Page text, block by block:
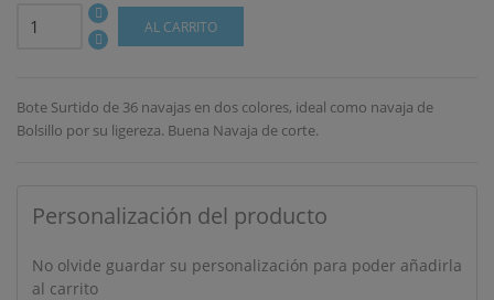
AL CARRITO
Bote Surtido de 36 navajas en dos colores, ideal como navaja de
Bolsillo por su ligereza. Buena Navaja de corte.
Personalización del producto
No olvide guardar su personalización para poder añadirla
al carrito